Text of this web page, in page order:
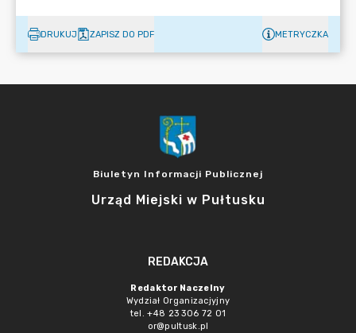
DRUKUJ ZAPISZ DO PDF METRYCZKA
Biuletyn Informacji Publicznej
Urząd Miejski w Pułtusku
REDAKCJA
Redaktor Naczelny
Wydział Organizacjyjny
tel. +48 23 306 72 01
or@pultusk.pl